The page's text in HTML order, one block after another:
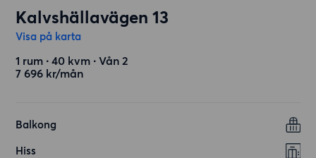
Kalvshällavägen 13
Visa på karta
1 rum ∙ 40 kvm ∙ Vån 2
7 696 kr/mån
Balkong
Hiss